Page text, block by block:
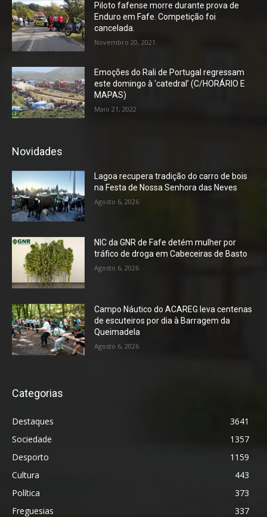
Piloto fafense morre durante prova de
Enduro em Fafe. Competição foi
cancelada.
Novembro 20, 2021
Emoções do Rali de Portugal regressam
este domingo à ‘catedral’ (C/HORÁRIO E
MAPAS)
Maio 21, 2022
Novidades
Lagoa recupera tradição do carro de bois
na Festa de Nossa Senhora das Neves
Agosto 6, 2026
NIC da GNR de Fafe detém mulher por
tráfico de droga em Cabeceiras de Basto
Agosto 6, 2026
Campo Náutico do ACAREG leva centenas
de escuteiros por dia à Barragem da
Queimadela
Agosto 6, 2026
Categorias
Destaques
3641
Sociedade
1357
Desporto
1159
Cultura
443
Política
373
Freguesias
337